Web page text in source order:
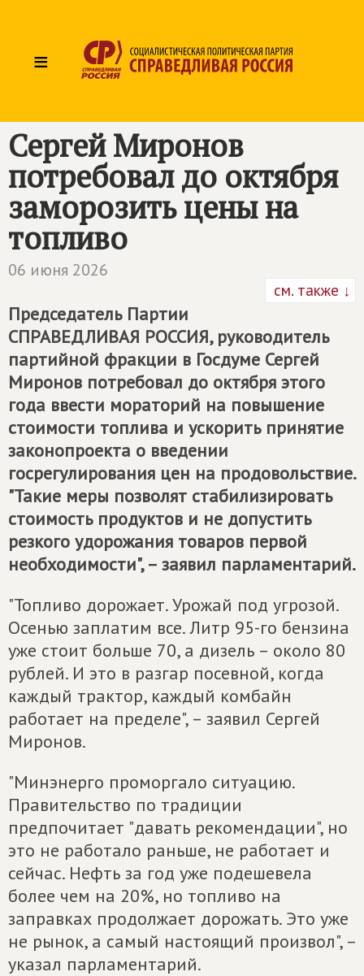
≡
Сергей Миронов
потребовал до октября
заморозить цены на
топливо
06 июня 2026
см. также ↓
Председатель Партии
СПРАВЕДЛИВАЯ РОССИЯ, руководитель
партийной фракции в Госдуме Сергей
Миронов потребовал до октября этого
года ввести мораторий на повышение
стоимости топлива и ускорить принятие
законопроекта о введении
госрегулирования цен на продовольствие.
"Такие меры позволят стабилизировать
стоимость продуктов и не допустить
резкого удорожания товаров первой
необходимости", – заявил парламентарий.
"Топливо дорожает. Урожай под угрозой.
Осенью заплатим все. Литр 95-го бензина
уже стоит больше 70, а дизель – около 80
рублей. И это в разгар посевной, когда
каждый трактор, каждый комбайн
работает на пределе", – заявил Сергей
Миронов.
"Минэнерго проморгало ситуацию.
Правительство по традиции
предпочитает "давать рекомендации", но
это не работало раньше, не работает и
сейчас. Нефть за год уже подешевела
более чем на 20%, но топливо на
заправках продолжает дорожать. Это уже
не рынок, а самый настоящий произвол", –
указал парламентарий.